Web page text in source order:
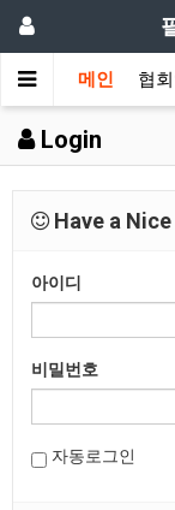
메인 협
Login
Have a Nice
아이디
비밀번호
자동로그인